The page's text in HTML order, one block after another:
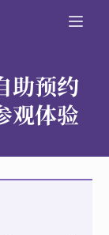
助预约
观体验